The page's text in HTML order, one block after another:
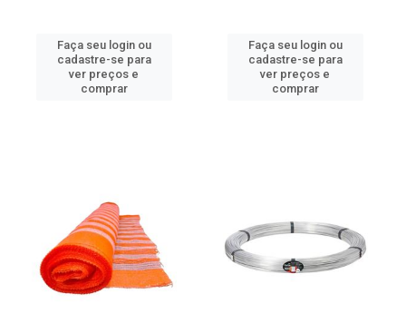
Faça seu login ou
cadastre-se para
ver preços e
comprar
Faça seu login ou
cadastre-se para
ver preços e
comprar